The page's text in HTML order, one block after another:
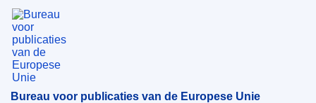
Bureau voor publicaties van de Europese Unie
Bureau voor publicaties van de Europese Unie